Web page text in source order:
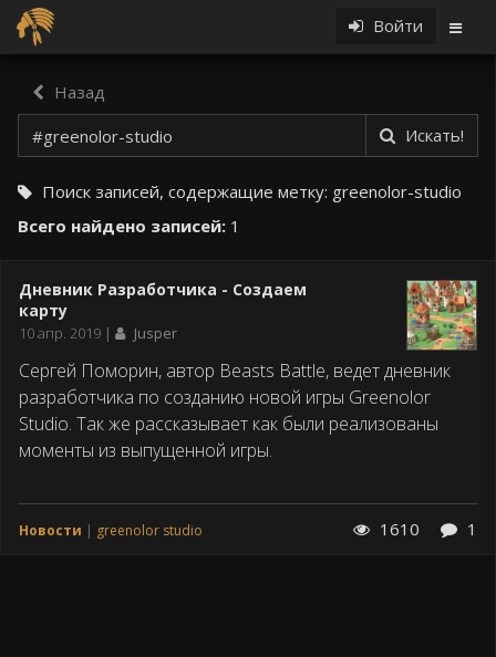
Войти
Назад
Искать!
Поиск записей, содержащие метку: greenolor-studio
Всего найдено записей: 1
Дневник Разработчика - Создаем
карту
Дата
10 апр. 2019 Jusper
Сергей Поморин, автор Beasts Battle, ведет дневник
разработчика по созданию новой игры Greenolor
Studio. Так же рассказывает как были реализованы
моменты из выпущенной игры.
Новости greenolor studio 1610 1